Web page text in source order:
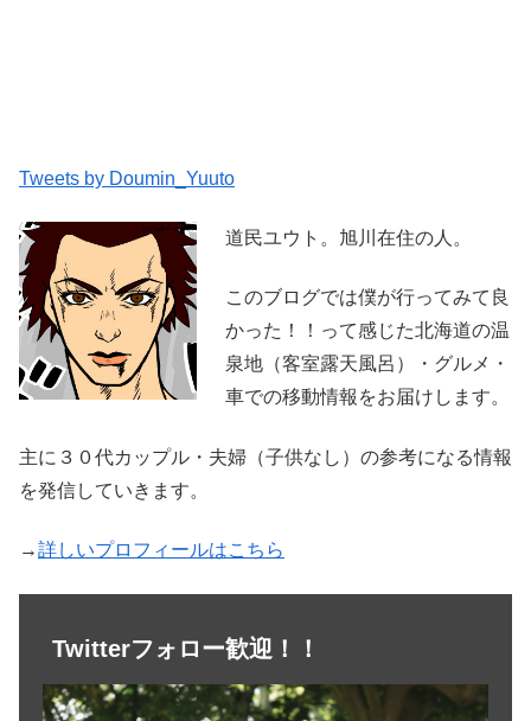
Tweets by Doumin_Yuuto
道民ユウト。旭川在住の人。
このブログでは僕が行ってみて良
かった！！って感じた北海道の温
泉地（客室露天風呂）・グルメ・
車での移動情報をお届けします。
主に３０代カップル・夫婦（子供なし）の参考になる情報
を発信していきます。
→詳しいプロフィールはこちら
Twitterフォロー歓迎！！